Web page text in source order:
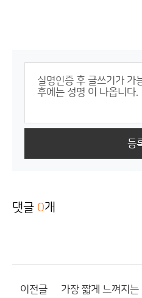
등
댓글 0개
이전글 가장 짧게 느껴지